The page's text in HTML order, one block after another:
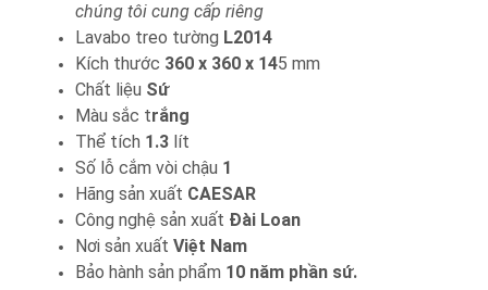
chúng tôi cung cấp riêng
Lavabo treo tường L2014
Kích thước 360 x 360 x 145 mm
Chất liệu Sứ
Màu sắc trắng
Thể tích 1.3lít
Số lỗ cắm vòi chậu 1
Hãng sản xuất CAESAR
Công nghệ sản xuất Đài Loan
Nơi sản xuất Việt Nam
Bảo hành sản phẩm 10 năm phần sứ.